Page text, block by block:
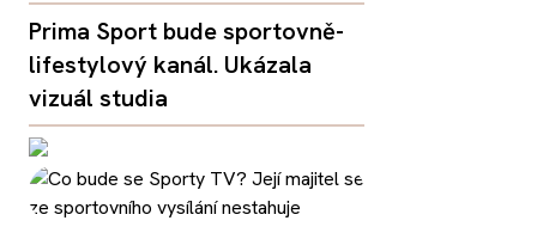
Prima Sport bude sportovně-
lifestylový kanál. Ukázala
vizuál studia